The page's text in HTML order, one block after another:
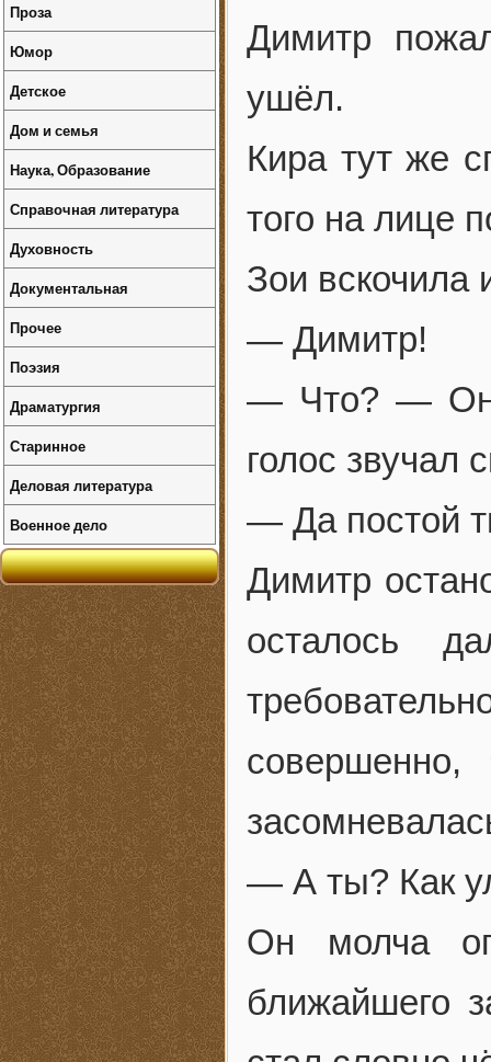
Димитр
ушёл.
Кира тут же
того на лице
Зои вскочила
— Димитр!
— Что? — Он
голос звучал
— Да постой
Димитр
осталось
— А ты? Как
Он молча
ближайшего
Проза
Юмор
Детское
Дом и семья
Наука, Образование
Справочная литература
Духовность
Документальная
Прочее
Поэзия
Драматургия
Старинное
Деловая литература
Военное дело